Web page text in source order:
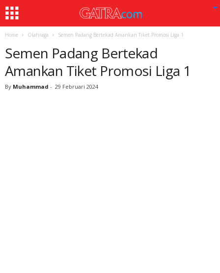
Home Olahraga Semen Padang Bertekad Amankan Tiket Promosi Liga 1
Semen Padang Bertekad
Amankan Tiket Promosi Liga 1
By Muhammad - 29 Februari 2024